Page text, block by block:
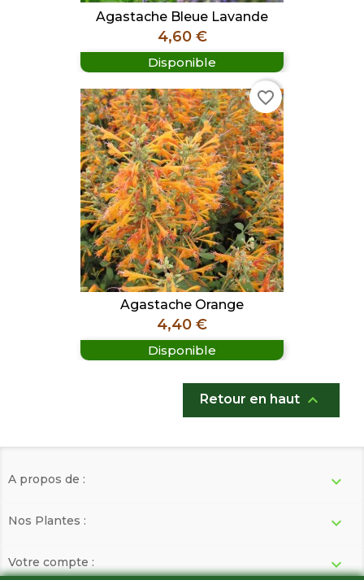
Agastache Bleue Lavande
Prix
4,60 €
Disponible
Agastache Orange
Prix
4,40 €
Disponible
favorite_border
Retour en haut 
A propos de : 
Nos Plantes : 
Votre compte : 